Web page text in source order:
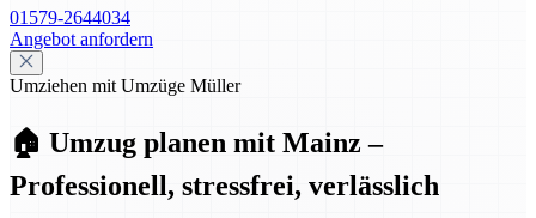
01579-2644034
Angebot anfordern
Umziehen mit Umzüge Müller
🏠 Umzug planen mit Mainz –
Professionell, stressfrei, verlässlich